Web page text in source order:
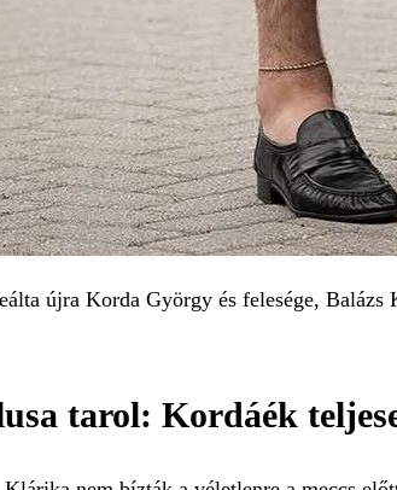
újra Korda György és felesége,
tarol: Kordáék